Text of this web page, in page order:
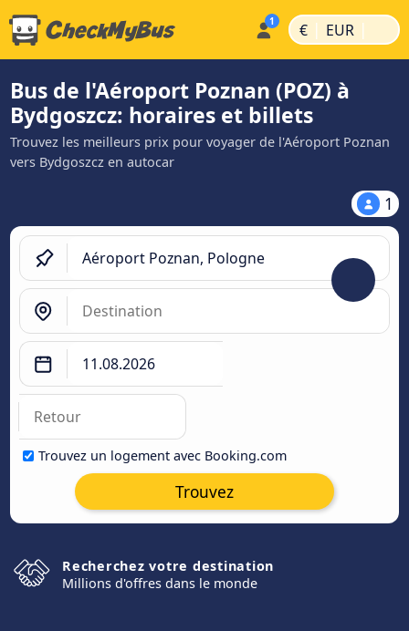
€ | EUR |
Bus de l'Aéroport Poznan (POZ) à
Bydgoszcz: horaires et billets
Trouvez les meilleurs prix pour voyager de l'Aéroport Poznan
vers Bydgoszcz en autocar
1
Trouvez un logement avec Booking.com
Trouvez
Recherchez votre destination
Millions d'offres dans le monde